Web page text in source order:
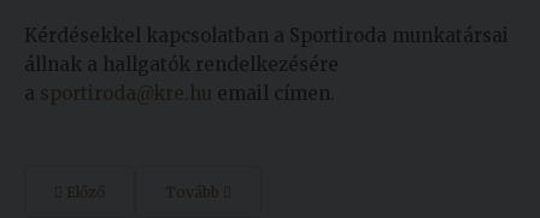
Kérdésekkel kapcsolatban a Sportiroda munkatársai
állnak a hallgatók rendelkezésére
a sportiroda@kre.hu email címen.
Előző Tovább